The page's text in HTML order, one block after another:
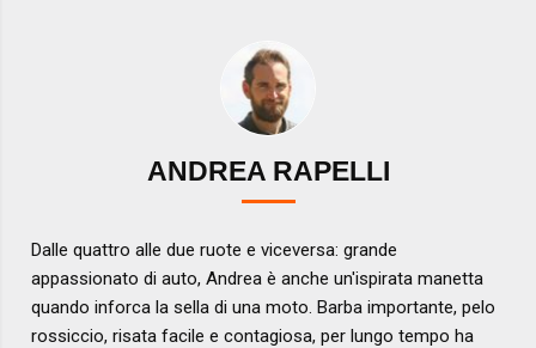
ANDREA RAPELLI
Dalle quattro alle due ruote e viceversa: grande
appassionato di auto, Andrea è anche un'ispirata manetta
quando inforca la sella di una moto. Barba importante, pelo
rossiccio, risata facile e contagiosa, per lungo tempo ha